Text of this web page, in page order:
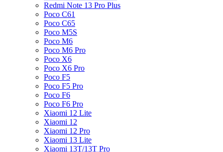
Redmi Note 13 Pro Plus
Poco C61
Poco C65
Poco M5S
Poco M6
Poco M6 Pro
Poco X6
Poco X6 Pro
Poco F5
Poco F5 Pro
Poco F6
Poco F6 Pro
Xiaomi 12 Lite
Xiaomi 12
Xiaomi 12 Pro
Xiaomi 13 Lite
Xiaomi 13T/13T Pro